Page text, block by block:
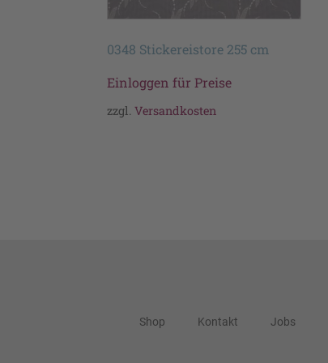
0348 Stickereistore 255 cm
Einloggen für Preise
zzgl. Versandkosten
Shop Kontakt Jobs